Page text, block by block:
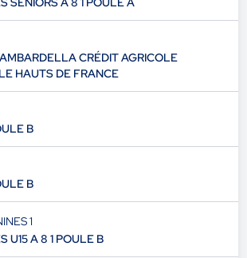
CRÉDIT AGRICOLE
HAUTS DE FRANCE
B
B
1
U15 A 8 1 POULE B